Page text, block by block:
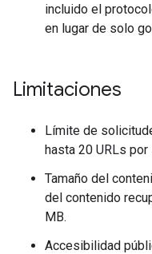
incluido el
en lugar de solo
Limitaciones
Límite de
hasta 20 URLs
Tamaño del
del contenido
MB.
Accesibilidad